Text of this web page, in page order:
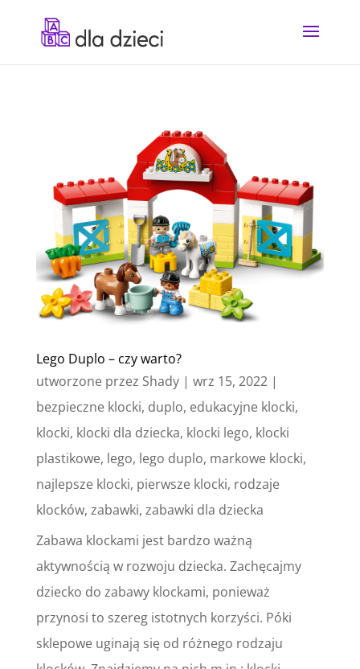
Lego Duplo – czy warto?
utworzone przez Shady| wrz 15, 2022|
bezpieczne klocki, duplo, edukacyjne klocki,
klocki, klocki dla dziecka, klocki lego, klocki
plastikowe, lego, lego duplo, markowe klocki,
najlepsze klocki, pierwsze klocki, rodzaje
klocków, zabawki, zabawki dla dziecka
Zabawa klockami jest bardzo ważną
aktywnością w rozwoju dziecka. Zachęcajmy
dziecko do zabawy klockami, ponieważ
przynosi to szereg istotnych korzyści. Póki
sklepowe uginają się od różnego rodzaju